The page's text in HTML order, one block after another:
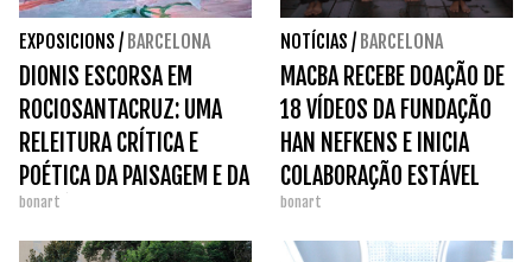
EXPOSICIONS / BARCELONA
DIONIS ESCORSA EM
ROCIOSANTACRUZ: UMA
RELEITURA CRÍTICA E
POÉTICA DA PAISAGEM E DA
MEMÓRIA FAMILIAR
bonart
NOTÍCIAS / BARCELONA
MACBA RECEBE DOAÇÃO DE
18 VÍDEOS DA FUNDAÇÃO
HAN NEFKENS E INICIA
COLABORAÇÃO ESTÁVEL
bonart